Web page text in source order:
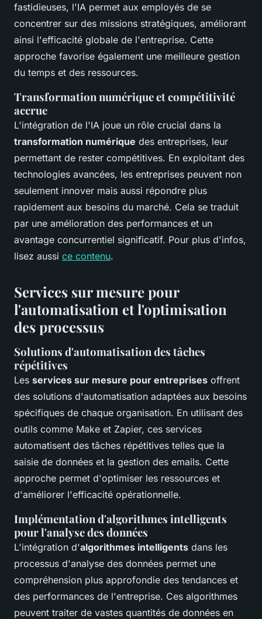
fastidieuses, l'IA permet aux employés de se
concentrer sur des missions stratégiques, améliorant
ainsi l'efficacité globale de l'entreprise. Cette
approche favorise également une meilleure gestion
du temps et des ressources.
Transformation numérique et compétitivité
accrue
L'intégration de l'IA joue un rôle crucial dans la
transformation numérique des entreprises, leur
permettant de rester compétitives. En exploitant des
technologies avancées, les entreprises peuvent non
seulement innover mais aussi répondre plus
rapidement aux besoins du marché. Cela se traduit
par une amélioration des performances et un
avantage concurrentiel significatif. Pour plus d'infos,
lisez aussi ce contenu.
Services sur mesure pour
l'automatisation et l'optimisation
des processus
Solutions d'automatisation des tâches
répétitives
Les services sur mesure pour entreprises offrent
des solutions d'automatisation adaptées aux besoins
spécifiques de chaque organisation. En utilisant des
outils comme Make et Zapier, ces services
automatisent des tâches répétitives telles que la
saisie de données et la gestion des emails. Cette
approche permet d'optimiser les ressources et
d'améliorer l'efficacité opérationnelle.
Implémentation d'algorithmes intelligents
pour l'analyse des données
L'intégration d'algorithmes intelligents dans les
processus d'analyse des données permet une
compréhension plus approfondie des tendances et
des performances de l'entreprise. Ces algorithmes
peuvent traiter de vastes quantités de données en